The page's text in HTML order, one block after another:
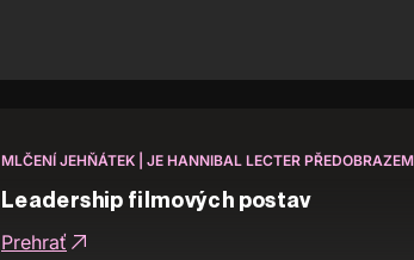
MLČENÍ JEHŇÁTEK | JE HANNIBAL LECTER
Leadership filmových postav
Prehrať